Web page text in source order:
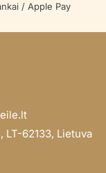
/ Apple Pay
LT-62133, Lietuva